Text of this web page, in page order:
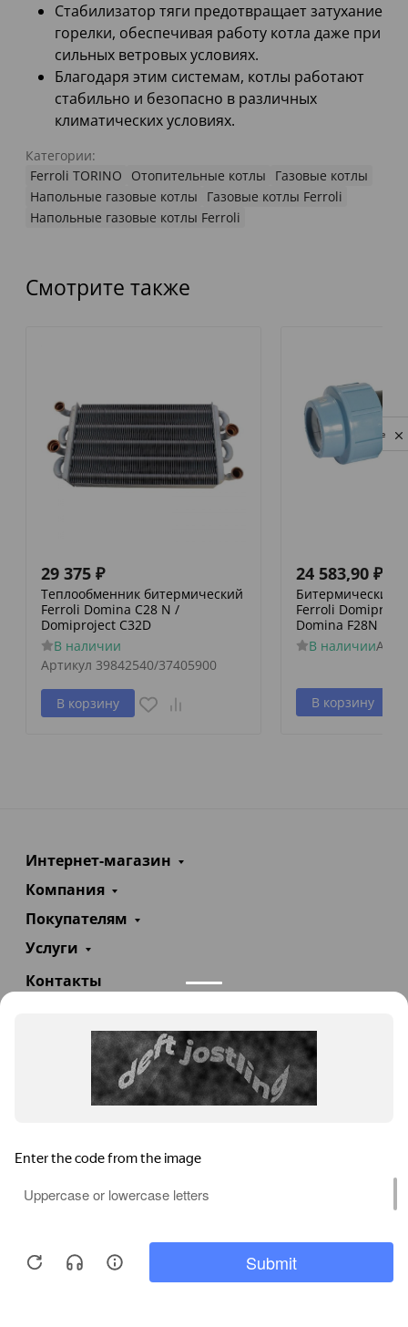
Стабилизатор тяги предотвращает затухание
горелки, обеспечивая работу котла даже при
сильных ветровых условиях.
Благодаря этим системам, котлы работают
стабильно и безопасно в различных
климатических условиях.
Категории:
Ferroli TORINO
Отопительные котлы
Газовые котлы
Напольные газовые котлы
Газовые котлы Ferroli
Напольные газовые котлы Ferroli
Смотрите также
29 375 ₽
Теплообменник битермический
Ferroli Domina С28 N /
Domiproject С32D
В наличии
Артикул 39842540/37405900
В корзину
24 583,90 ₽
Битермический
Ferroli
Domina F28N
В наличии
В корзину
Интернет-магазин
Компания
Покупателям
Услуги
Контакты
info@teploexpert.com
Пн—Сб 09:00 – 18:00
TeploExpert.com © 2008 - 2026 Оборудование для
систем отопления, водоснабжения, канализации
Privacy notice